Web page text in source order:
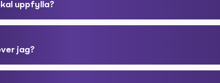
uppfylla?
jag?